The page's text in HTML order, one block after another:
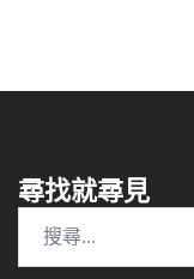
尋找就尋見